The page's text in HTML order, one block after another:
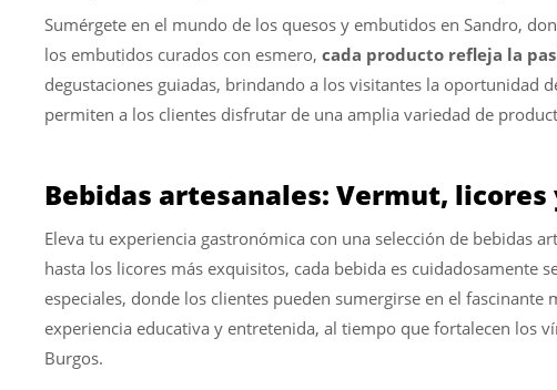
Sumérgete en el mundo de los quesos y embutidos en Sandro,
los embutidos curados con esmero, cada producto refleja la
degustaciones guiadas, brindando a los visitantes la oportunidad
permiten a los clientes disfrutar de una amplia variedad de
Bebidas artesanales: Vermut, licores
Eleva tu experiencia gastronómica con una selección de bebidas
hasta los licores más exquisitos, cada bebida es cuidadosamente
especiales, donde los clientes pueden sumergirse en el
experiencia educativa y entretenida, al tiempo que fortalecen los
Burgos.